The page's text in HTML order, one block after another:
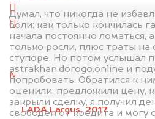
LADA Largus, 2017
Думал, что никогда не
боли: как только кончилась
начала постоянно ломаться,
только росли, плюс траты
ступоре. Но потом услышал
astrakhan.dorogo.online и
попробовать. Обратился к
оценили, предложили цену,
закрыли сделку, я получил
свободен от кредита и могу
справа
салон
2. Отправьте фотографии
+79584983298 по
MAX или на электронную
info@dorogo.online